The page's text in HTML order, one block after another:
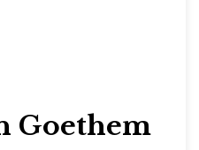
Goethem